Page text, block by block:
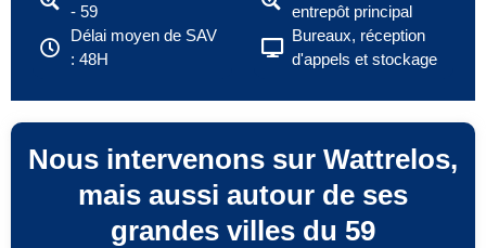
- 59
Délai moyen de SAV
: 48H
entrepôt principal
Bureaux, réception
d'appels et stockage
Nous intervenons sur Wattrelos,
mais aussi autour de ses
grandes villes du 59